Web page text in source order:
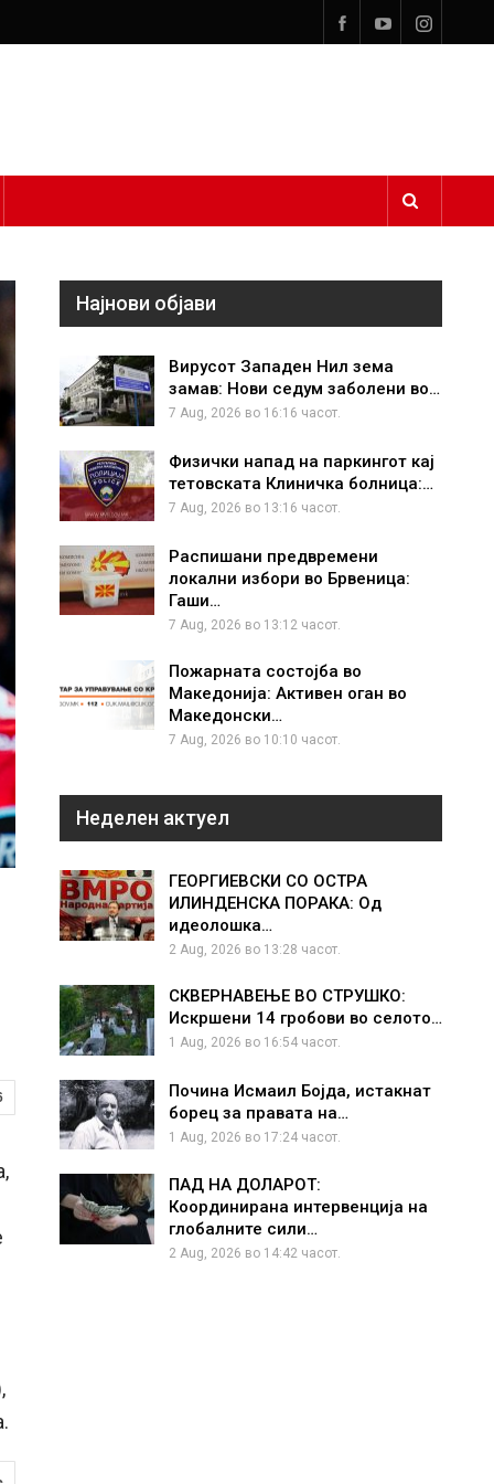
Најнови објави
Вирусот Западен Нил зема
замав: Нови седум заболени во…
7 Aug, 2026 во 16:16 часот.
Физички напад на паркингот кај
тетовската Клиничка болница:…
7 Aug, 2026 во 13:16 часот.
Распишани предвремени
локални избори во Брвеница:
Гаши…
7 Aug, 2026 во 13:12 часот.
Пожарната состојба во
Македонија: Активен оган во
Македонски…
7 Aug, 2026 во 10:10 часот.
Неделен актуел
ГЕОРГИЕВСКИ СО ОСТРА
ИЛИНДЕНСКА ПОРАКА: Од
идеолошка…
2 Aug, 2026 во 13:28 часот.
СКВЕРНАВЕЊЕ ВО СТРУШКО:
Искршени 14 гробови во селото…
1 Aug, 2026 во 16:54 часот.
Почина Исмаил Бојда, истакнат
борец за правата на…
1 Aug, 2026 во 17:24 часот.
ПАД НА ДОЛАРОТ:
Координирана интервенција на
глобалните сили…
2 Aug, 2026 во 14:42 часот.